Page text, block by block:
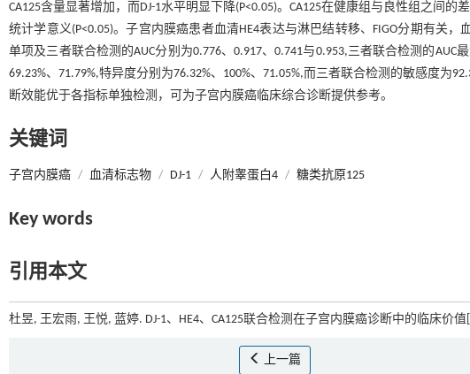
CA125含量显著增加，而DJ-1水平明显下降(P<0.05)。CA125在健康组与良性组之间的
统计学意义(P<0.05)。子宫内膜癌患者血清HE4表达与淋巴结转移、FIGO分期有关，
单项及三者联合检测的AUC分别为0.776、0.917、0.741与0.953,三者联合检测的AUC
69.23%、71.79%,特异度分别为76.32%、100%、71.05%,而三者联合检测的敏感度为
断效能优于各指标单独检测，可为子宫内膜癌临床综合诊断提供参考。
关键词
子宫内膜癌 / 血清标志物 / DJ-1 / 人附睾蛋白4 / 糖类抗原125
Key words
引用本文
杜昱, 王宏雨, 王悦, 蓝婷. DJ-1、HE4、CA125联合检测在子宫内膜癌诊断中的临床价值
上一篇